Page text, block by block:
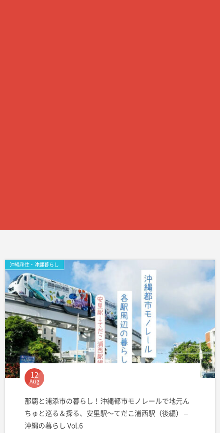
沖縄移住・沖縄暮らし
12
Aug
那覇と浦添市の暮らし！沖縄都市モノレールで地元ん
ちゅと巡る＆探る、安里駅〜てだこ浦西駅（後編） –
沖縄の暮らし Vol.6